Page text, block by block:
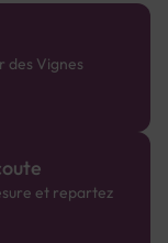
des Vignes
et repartez